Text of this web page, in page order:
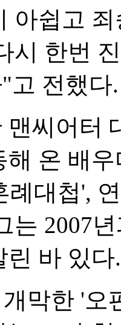
아쉽고
시 한번
고 전했다.
맨씨어터
해 온 배
례대첩',
는 2007
린 바 있다.
막한 '